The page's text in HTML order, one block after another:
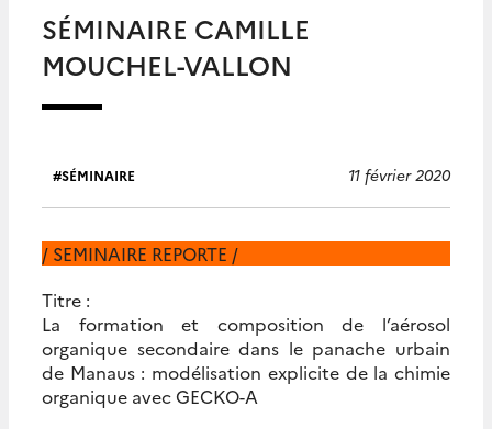
SÉMINAIRE CAMILLE
MOUCHEL-VALLON
SÉMINAIRE 11 février 2020
/ SEMINAIRE REPORTE /
Titre :
La formation et composition de l’aérosol
organique secondaire dans le panache urbain
de Manaus : modélisation explicite de la chimie
organique avec GECKO-A